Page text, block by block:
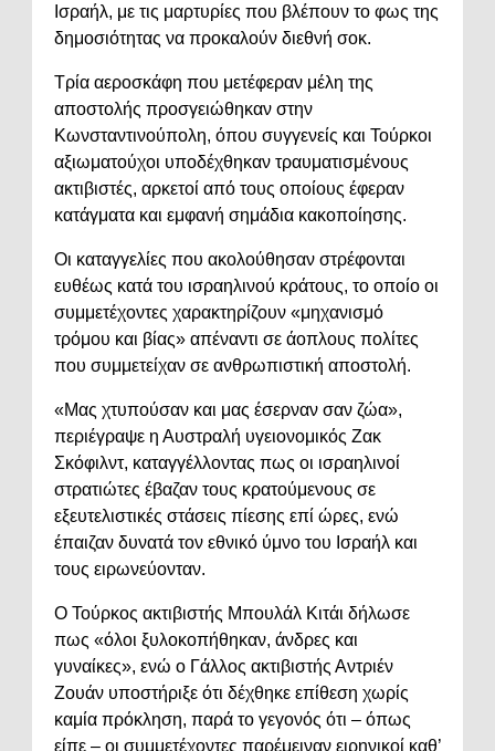
Ισραήλ, με τις μαρτυρίες που βλέπουν το φως της
δημοσιότητας να προκαλούν διεθνή σοκ.
Τρία αεροσκάφη που μετέφεραν μέλη της
αποστολής προσγειώθηκαν στην
Κωνσταντινούπολη, όπου συγγενείς και Τούρκοι
αξιωματούχοι υποδέχθηκαν τραυματισμένους
ακτιβιστές, αρκετοί από τους οποίους έφεραν
κατάγματα και εμφανή σημάδια κακοποίησης.
Οι καταγγελίες που ακολούθησαν στρέφονται
ευθέως κατά του ισραηλινού κράτους, το οποίο οι
συμμετέχοντες χαρακτηρίζουν «μηχανισμό
τρόμου και βίας» απέναντι σε άοπλους πολίτες
που συμμετείχαν σε ανθρωπιστική αποστολή.
«Μας χτυπούσαν και μας έσερναν σαν ζώα»,
περιέγραψε η Αυστραλή υγειονομικός Ζακ
Σκόφιλντ, καταγγέλλοντας πως οι ισραηλινοί
στρατιώτες έβαζαν τους κρατούμενους σε
εξευτελιστικές στάσεις πίεσης επί ώρες, ενώ
έπαιζαν δυνατά τον εθνικό ύμνο του Ισραήλ και
τους ειρωνεύονταν.
Ο Τούρκος ακτιβιστής Μπουλάλ Κιτάι δήλωσε
πως «όλοι ξυλοκοπήθηκαν, άνδρες και
γυναίκες», ενώ ο Γάλλος ακτιβιστής Αντριέν
Ζουάν υποστήριξε ότι δέχθηκε επίθεση χωρίς
καμία πρόκληση, παρά το γεγονός ότι – όπως
είπε – οι συμμετέχοντες παρέμειναν ειρηνικοί καθ’